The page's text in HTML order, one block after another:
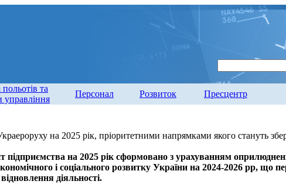
та
управління
Персонал Розвиток Пресцентр
на 2025 рік, пріоритетними напрямками якого стануть
підприємства на 2025 рік сформовано з урахуванням
і соціального розвитку України на 2024-2026 рр, що
діяльності.